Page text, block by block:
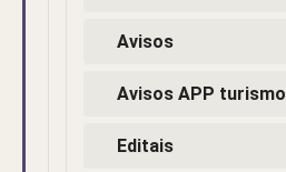
Avisos
Avisos APP turismo
Editais